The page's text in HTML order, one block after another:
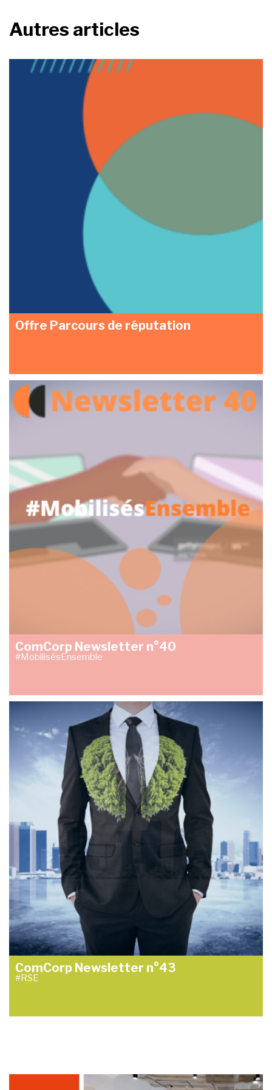
Autres articles
Offre Parcours de réputation
ComCorp Newsletter n°40
#MobilisésEnsemble
ComCorp Newsletter n°43
#RSE